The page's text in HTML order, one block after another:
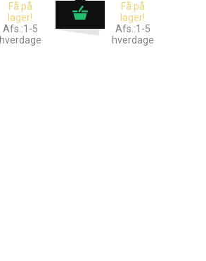
Få på
lager!
Afs.:1-5
hverdage
Få på
lager!
Afs.:1-5
hverdage